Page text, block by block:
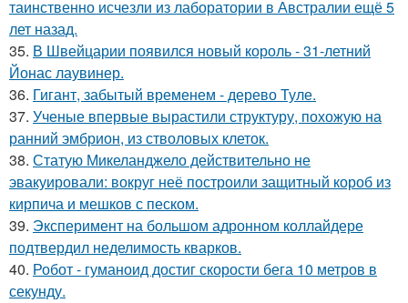
таинственно исчезли из лаборатории в Австралии ещё 5
лет назад.
35. В Швейцарии появился новый король - 31-летний
Йонас лаувинер.
36. Гигант, забытый временем - дерево Туле.
37. Ученые впервые вырастили структуру, похожую на
ранний эмбрион, из стволовых клеток.
38. Статую Микеланджело действительно не
эвакуировали: вокруг неё построили защитный короб из
кирпича и мешков с песком.
39. Эксперимент на большом адронном коллайдере
подтвердил неделимость кварков.
40. Робот - гуманоид достиг скорости бега 10 метров в
секунду.